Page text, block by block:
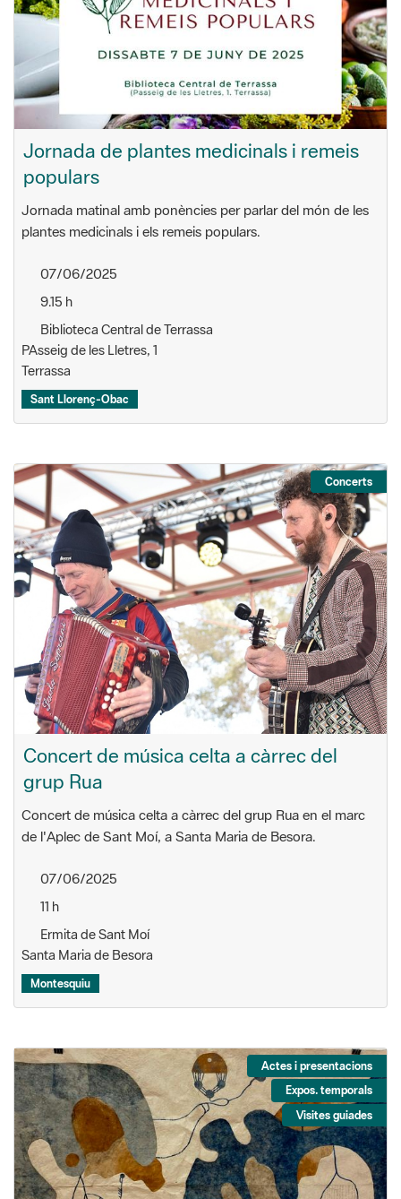
Jornada de plantes medicinals i remeis
populars
Jornada matinal amb ponències per parlar del món de les
plantes medicinals i els remeis populars.
07/06/2025
9.15 h
Biblioteca Central de Terrassa
PAsseig de les Lletres, 1
Terrassa
Sant Llorenç-Obac
Concerts
Concert de música celta a càrrec del
grup Rua
Concert de música celta a càrrec del grup Rua en el marc
de l'Aplec de Sant Moí, a Santa Maria de Besora.
07/06/2025
11 h
Ermita de Sant Moí
Santa Maria de Besora
Montesquiu
Actes i presentacions
Expos. temporals
Visites guiades